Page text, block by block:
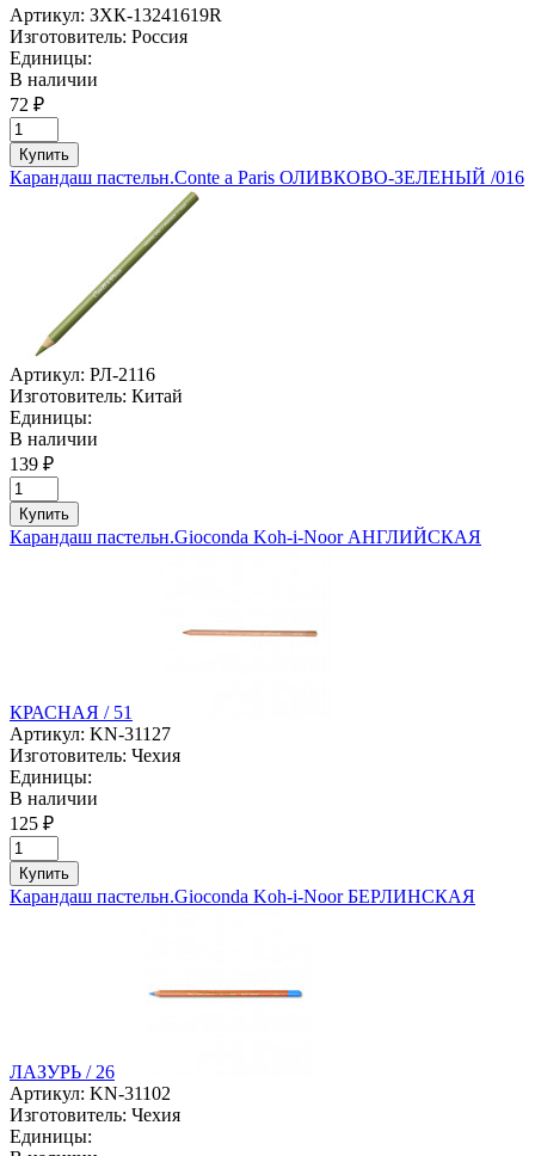
Артикул: ЗХК-13241619R
Изготовитель: Россия
Единицы:
В наличии
72 ₽
Купить
Карандаш пастельн.Conte a Paris ОЛИВКОВО-ЗЕЛЕНЫЙ /016
Артикул: РЛ-2116
Изготовитель: Китай
Единицы:
В наличии
139 ₽
Купить
Карандаш пастельн.Gioconda Koh-i-Noor АНГЛИЙСКАЯ
КРАСНАЯ / 51
Артикул: KN-31127
Изготовитель: Чехия
Единицы:
В наличии
125 ₽
Купить
Карандаш пастельн.Gioconda Koh-i-Noor БЕРЛИНСКАЯ
ЛАЗУРЬ / 26
Артикул: KN-31102
Изготовитель: Чехия
Единицы: